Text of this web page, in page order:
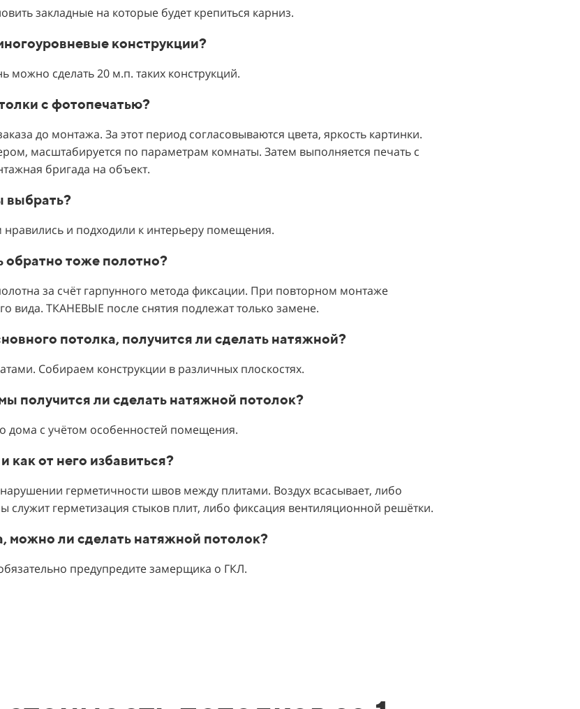
закладные на которые будет крепиться карниз.
конструкции?
можно сделать 20 м.п. таких конструкций.
с фотопечатью?
до монтажа. За этот период согласовываются цвета, яркость картинки.
масштабируется по параметрам комнаты. Затем выполняется печать с
бригада на объект.
выбрать?
и подходили к интерьеру помещения.
обратно тоже полотно?
за счёт гарпунного метода фиксации. При повторном монтаже
вида. ТКАНЕВЫЕ после снятия подлежат только замене.
потолка, получится ли сделать натяжной?
Собираем конструкции в различных плоскостях.
получится ли сделать натяжной потолок?
дома с учётом особенностей помещения.
как от него избавиться?
герметичности швов между плитами. Воздух всасывает, либо
герметизация стыков плит, либо фиксация вентиляционной решётки.
можно ли сделать натяжной потолок?
предупредите замерщика о ГКЛ.